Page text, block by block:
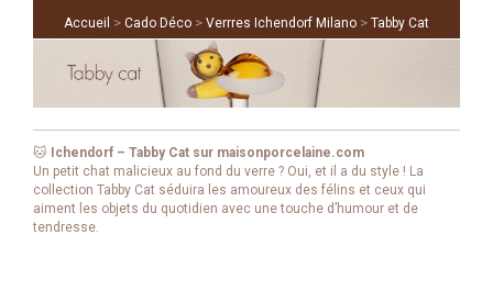
Accueil > Cado Déco > Verrres Ichendorf Milano > Tabby Cat
🐱
Ichendorf – Tabby Cat sur maisonporcelaine.com
Un petit chat malicieux au fond du verre ? Oui, et il a du style ! La
collection Tabby Cat séduira les amoureux des félins et ceux qui
aiment les objets du quotidien avec une touche d’humour et de
tendresse.